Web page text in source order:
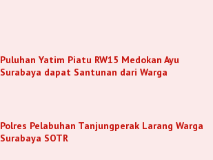
Puluhan Yatim Piatu RW15 Medokan Ayu
Surabaya dapat Santunan dari Warga
Polres Pelabuhan Tanjungperak Larang Warga
Surabaya SOTR